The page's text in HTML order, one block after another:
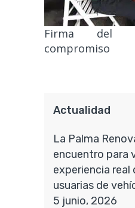
Firma del
compromiso
Actualidad
La Palma
encuentro para
experiencia real
usuarias de
5 junio, 2026